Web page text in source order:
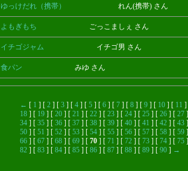
ゆっけだれ（携帯） れん(携帯) さん
よもぎもち ごっこましぇ さん
イチゴジャム イチゴ男 さん
食パン みゆ さん
← [ 1 ] [ 2 ] [ 3 ] [ 4 ] [ 5 ] [ 6 ] [ 7 ] [ 8 ] [ 9 ] [ 10 ] [ 11 ]
18 ] [ 19 ] [ 20 ] [ 21 ] [ 22 ] [ 23 ] [ 24 ] [ 25 ] [ 26 ] [ 27
34 ] [ 35 ] [ 36 ] [ 37 ] [ 38 ] [ 39 ] [ 40 ] [ 41 ] [ 42 ] [ 43
50 ] [ 51 ] [ 52 ] [ 53 ] [ 54 ] [ 55 ] [ 56 ] [ 57 ] [ 58 ] [ 59
66 ] [ 67 ] [ 68 ] [ 69 ] [ 70 ] [ 71 ] [ 72 ] [ 73 ] [ 74 ] [ 75
82 ] [ 83 ] [ 84 ] [ 85 ] [ 86 ] [ 87 ] [ 88 ] [ 89 ] [ 90 ] →